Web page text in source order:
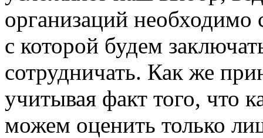
организаций необходимо
с которой будем
сотрудничать. Как же
учитывая факт того, что
можем оценить только